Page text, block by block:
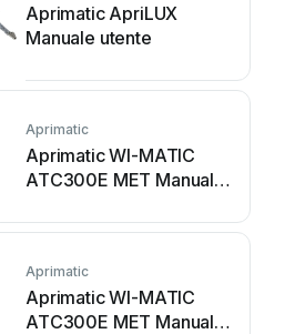
Aprimatic ApriLUX
Manuale utente
Aprimatic
Aprimatic WI-MATIC
ATC300E MET Manuale
Aprimatic
Aprimatic WI-MATIC
ATC300E MET Manuale